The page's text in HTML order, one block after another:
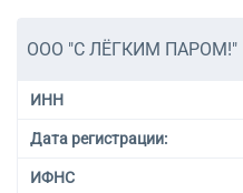
ООО "С ЛЁГКИМ ПАРОМ!"
ИНН
Дата регистрации:
ИФНС